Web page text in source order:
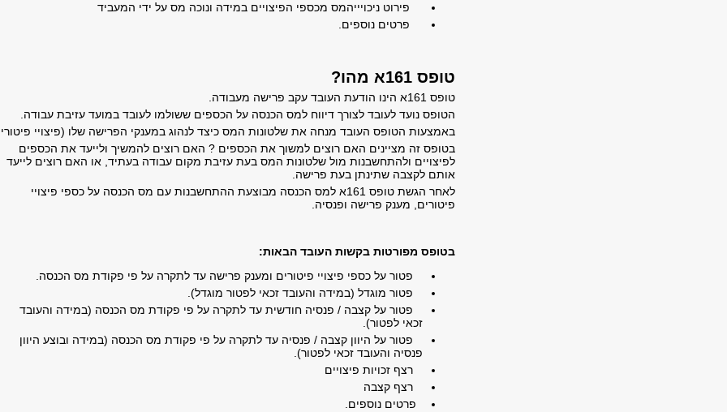
פירוט ניכויייהמס מכספי הפיצויים במידה ונוכה מס על ידי המעביד
פרטים נוספים.
טופס 161א מהו?
טופס 161א הינו הודעת העובד עקב פרישה מעבודה.
הטופס נועד לעובד לצורך דיווח למס הכנסה על הכספים ששולמו לעובד במועד עזיבת עבודה.
באמצעות הטופס העובד מנחה את שלטונות המס כיצד לנהוג במענקי הפרישה שלו (פיצויי
בטופס זה מציינים האם רוצים למשוך את הכספים ? האם רוצים להמשיך ולייעד את הכספים
לפיצויים ולהתחשבנות מול שלטונות המס בעת עזיבת מקום עבודה בעתיד, או האם רוצים לייעד
אותם לקצבה שתינתן בעת פרישה.
לאחר הגשת טופס 161א למס הכנסה מבוצעת ההתחשבנות עם מס הכנסה על כספי פיצויי
פיטורים, מענק פרישה ופנסיה.
בטופס מפורטות בקשות העובד הבאות:
פטור על כספי פיצויי פיטורים ומענק פרישה עד לתקרה על פי פקודת מס הכנסה.
פטור מוגדל (במידה והעובד זכאי לפטור מוגדל).
פטור על קצבה / פנסיה חודשית עד לתקרה על פי פקודת מס הכנסה (במידה והעובד
זכאי לפטור).
פטור על היוון קצבה / פנסיה עד לתקרה על פי פקודת מס הכנסה (במידה ובוצע היוון
פנסיה והעובד זכאי לפטור).
רצף זכויות פיצויים
רצף קצבה
פרטים נוספים.